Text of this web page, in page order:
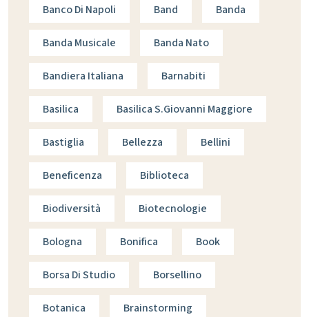
Banco Di Napoli Band Banda
Banda Musicale Banda Nato
Bandiera Italiana Barnabiti
Basilica Basilica S.giovanni Maggiore
Bastiglia Bellezza Bellini
Beneficenza Biblioteca
Biodiversità Biotecnologie
Bologna Bonifica Book
Borsa Di Studio Borsellino
Botanica Brainstorming